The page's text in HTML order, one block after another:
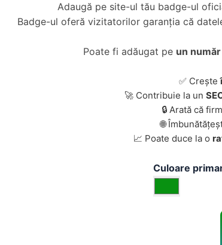
Adaugă pe site-ul tău badge-ul
Badge-ul oferă vizitatorilor garanția că
Poate fi adăugat pe un
✅ Crește
🚀 Contribuie la un
🔒 Arată că
🌐
📈 Poate duce la o
Culoare